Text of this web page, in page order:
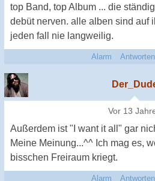
top Band, top Album ... die
debüt nerven. alle alben sind auf
jeden fall nie langweilig.
Alarm Antworten
Vor 13
Außerdem ist "I want it all" gar
Meine Meinung...^^ Ich mag es,
bisschen Freiraum kriegt.
Alarm Antworten